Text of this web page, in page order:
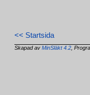
<< Startsida
Skapad avMinSläkt 4.2 ,